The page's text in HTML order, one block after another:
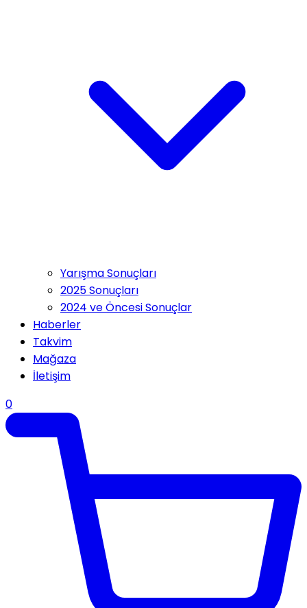
Yarışma Sonuçları
2025 Sonuçları
2024 ve Öncesi Sonuçlar
Haberler
Takvim
Mağaza
İletişim
0